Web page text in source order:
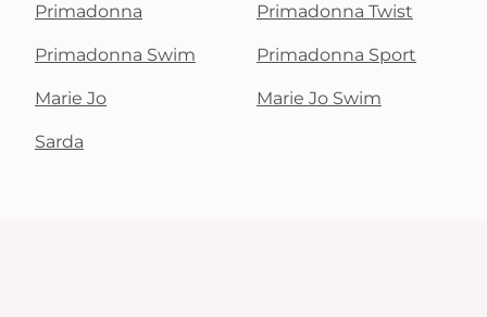
Primadonna Primadonna Twist
Primadonna Swim Primadonna Sport
Marie Jo Marie Jo Swim
Sarda